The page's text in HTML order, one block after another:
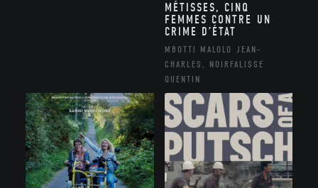
MÉTISSES, CINQ
FEMMES CONTRE UN
CRIME D’ÉTAT
MBOTTI MALOLO JEAN-
CHARLES, NOIRFALISSE
QUENTIN